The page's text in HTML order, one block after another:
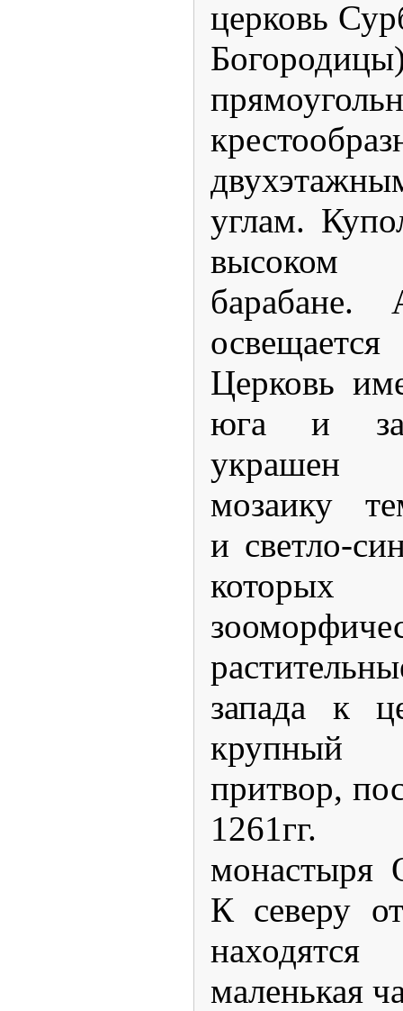
церковь
углам.
высоком
барабане.
Церковь
юга и
украшен
мозаику
и светло-
запада к
крупный
притвор,
1261гг.
монастыря
К северу
маленькая